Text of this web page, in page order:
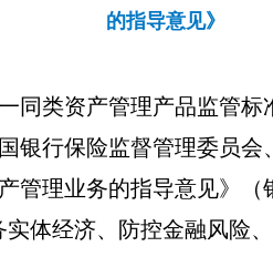
的指导意见》
同类资产管理产品监管
银行保险监督管理委员
管理业务的指导意见》（
实体经济、防控金融风险